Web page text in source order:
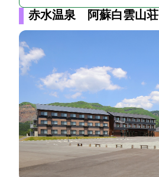
赤水温泉 阿蘇白雲山荘